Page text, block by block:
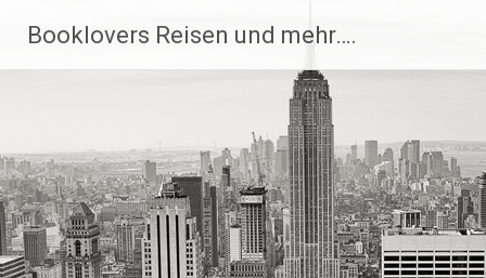
Inhalt
springen
Booklovers Reisen und mehr….